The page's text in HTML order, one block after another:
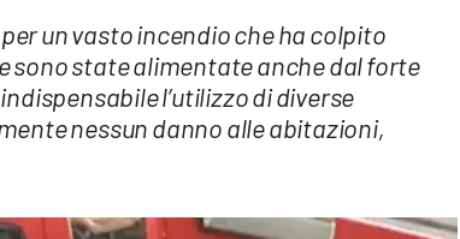
un vasto incendio che ha colpito
sono state alimentate anche dal forte
l’utilizzo di diverse
nessun danno alle abitazioni,